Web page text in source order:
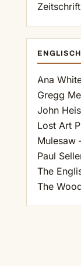
Ana
Gregg
John
Lost Art
Mulesaw
Paul
The
The